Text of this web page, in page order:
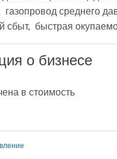
газопровод среднего
быстрая
о бизнесе
в стоимость